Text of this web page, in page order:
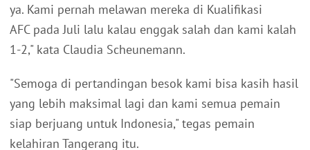
ya. Kami pernah melawan mereka di Kualifikasi
AFC pada Juli lalu kalau enggak salah dan kami kalah
1-2," kata Claudia Scheunemann.
"Semoga di pertandingan besok kami bisa kasih hasil
yang lebih maksimal lagi dan kami semua pemain
siap berjuang untuk Indonesia," tegas pemain
kelahiran Tangerang itu.